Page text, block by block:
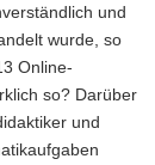
und
wurde, so
Online-
so? Darüber
und